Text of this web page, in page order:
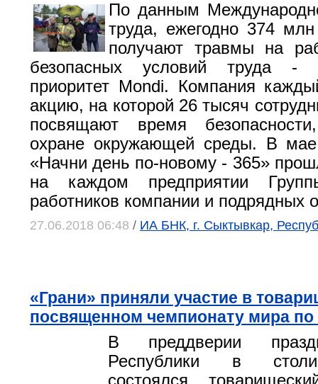
По данным
труда, ежегодно 374
получают травмы на
безопасных условий труда -
приоритет Mondi. Компания
акцию, на которой 26 тысяч
посвящают время
охране окружающей среды. В
«Начни день по-новому - 365»
на каждом предприятии
работников компании и подрядных
27.06.2018 06:48 / ИА БНК, г. Сыктывкар,
«Грани» приняли участие в
посвященном чемпионату мира
В преддверии
Республики в